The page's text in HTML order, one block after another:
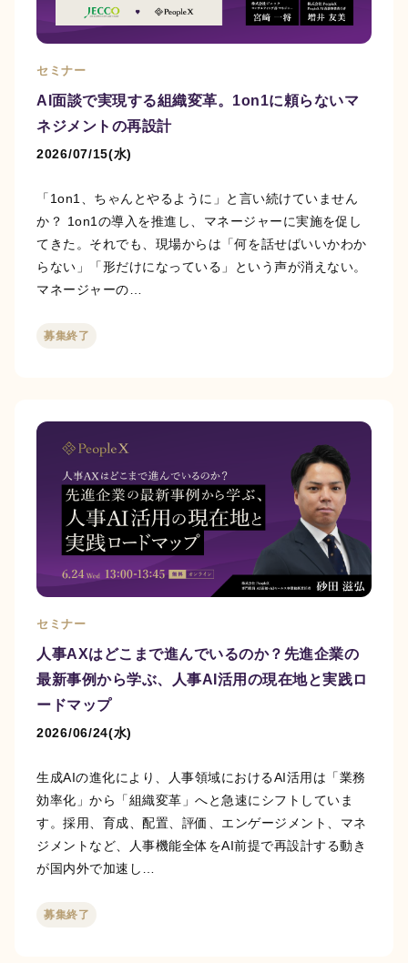
セミナー
AI面談で実現する組織変革。1on1に頼らないマ
ネジメントの再設計
2026/07/15(水)
「1on1、ちゃんとやるように」と言い続けていません
か？ 1on1の導入を推進し、マネージャーに実施を促し
てきた。それでも、現場からは「何を話せばいいかわか
らない」「形だけになっている」という声が消えない。
マネージャーの…
募集終了
セミナー
人事AXはどこまで進んでいるのか？先進企業の
最新事例から学ぶ、人事AI活用の現在地と実践ロ
ードマップ
2026/06/24(水)
生成AIの進化により、人事領域におけるAI活用は「業務
効率化」から「組織変革」へと急速にシフトしていま
す。採用、育成、配置、評価、エンゲージメント、マネ
ジメントなど、人事機能全体をAI前提で再設計する動き
が国内外で加速し…
募集終了